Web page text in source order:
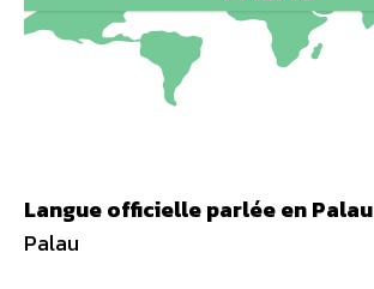
Langue officielle parlée en Palau
Palau